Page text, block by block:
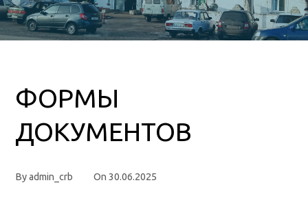
ФОРМЫ
ДОКУМЕНТОВ
Byadmin_crb On30.06.2025